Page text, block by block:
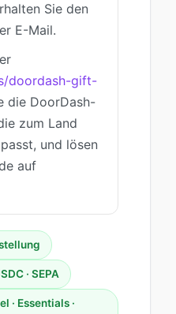
Sie den
E-Mail.
doordash-gift-
die DoorDash-
zum Land
und lösen
auf
· SEPA
· Essentials ·